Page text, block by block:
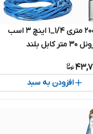
شناور ۲۰۰ متری ۱/۴_۱ اینچ ۳ اسب
تکفاز برونل ۳۰ متر کابل بلند
تک فاز
افزودن به سبد